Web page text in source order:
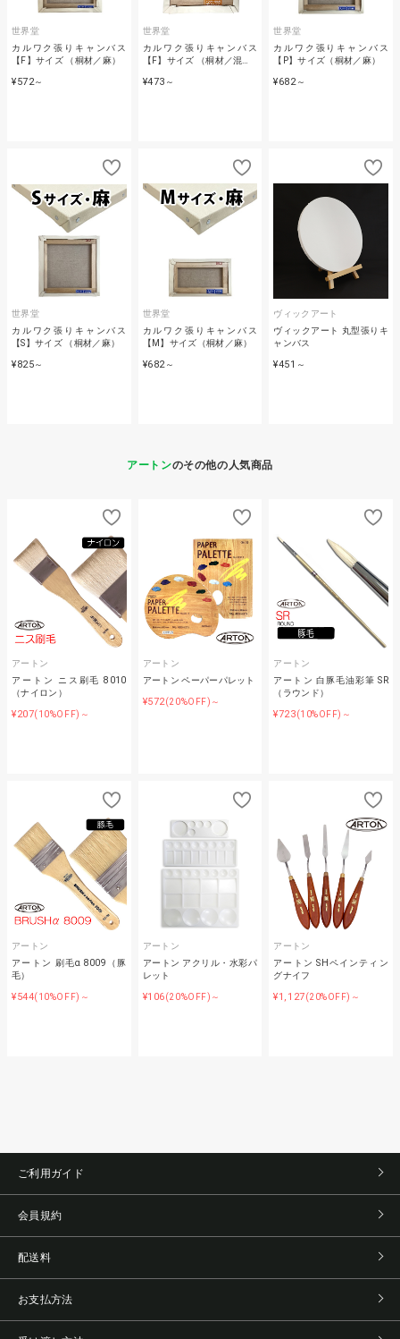
世界堂
カルワク張りキャンバス
【F】サイズ （桐材／麻）
¥572～
世界堂
カルワク張りキャンバス
【F】サイズ （桐材／混…
¥473 ～
世界堂
カルワク張りキャンバス
【P】サイズ（桐材／麻）
¥682 ～
世界堂
カルワク張りキャンバス
【S】サイズ （桐材／麻）
¥825～
世界堂
カルワク張りキャンバス
【M】サイズ（桐材／麻）
¥682～
ヴィックアート
ヴィックアート 丸型張りキ
ャンバス
¥451 ～
アートンのその他の人気商品
アートン
アートン ニス刷毛 8010
（ナイロン）
¥207(10%OFF)～
アートン
アートン ペーパーパレット
¥572(20%OFF)～
アートン
アートン 白豚毛油彩筆 SR
（ラウンド）
¥723(10%OFF)～
アートン
アートン 刷毛α 8009（豚
毛）
¥544(10%OFF)～
アートン
アートン アクリル・水彩パ
レット
¥106(20%OFF)～
アートン
アートン SHペインティン
グナイフ
¥1,127(20%OFF)～
ご利用ガイド
会員規約
配送料
お支払方法